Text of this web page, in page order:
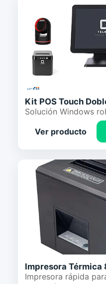
Kit POS Touch
Solución Windows
Ver producto
Impresora Térmica
Impresora rápida